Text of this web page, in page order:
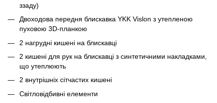
ззаду)
Двоходова передня блискавка YKK Vislon з утепленою
пуховою 3D-планкою
2 нагрудні кишені на блискавці
2 кишені для рук на блискавці з синтетичними накладками,
що утеплюють
2 внутрішніх сітчастих кишені
Світловідбивні елементи